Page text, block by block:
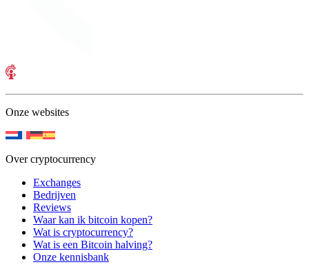
Onze websites
Over cryptocurrency
Exchanges
Bedrijven
Reviews
Waar kan ik bitcoin kopen?
Wat is cryptocurrency?
Wat is een Bitcoin halving?
Onze kennisbank